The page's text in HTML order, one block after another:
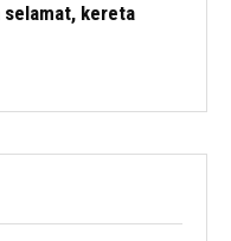
selamat, kereta